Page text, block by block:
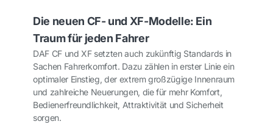
Die neuen CF- und XF-Modelle: Ein
Traum für jeden Fahrer
DAF CF und XF setzten auch zukünftig Standards in
Sachen Fahrerkomfort. Dazu zählen in erster Linie ein
optimaler Einstieg, der extrem großzügige Innenraum
und zahlreiche Neuerungen, die für mehr Komfort,
Bedienerfreundlichkeit, Attraktivität und Sicherheit
sorgen.